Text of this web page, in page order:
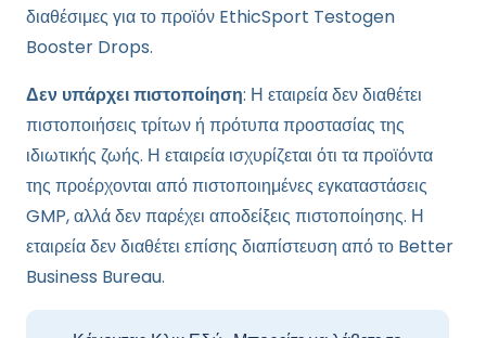
διαθέσιμες για το προϊόν EthicSport Testogen
Booster Drops.
Δεν υπάρχει πιστοποίηση: Η εταιρεία δεν διαθέτει
πιστοποιήσεις τρίτων ή πρότυπα προστασίας της
ιδιωτικής ζωής. Η εταιρεία ισχυρίζεται ότι τα προϊόντα
της προέρχονται από πιστοποιημένες εγκαταστάσεις
GMP, αλλά δεν παρέχει αποδείξεις πιστοποίησης. Η
εταιρεία δεν διαθέτει επίσης διαπίστευση από το Better
Business Bureau.